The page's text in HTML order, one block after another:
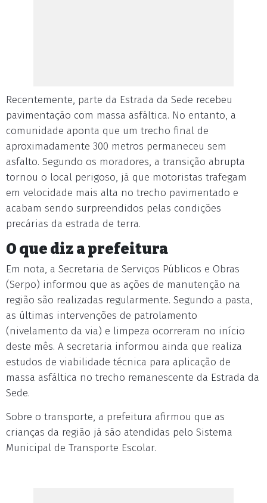
Recentemente, parte da Estrada da Sede recebeu
pavimentação com massa asfáltica. No entanto, a
comunidade aponta que um trecho final de
aproximadamente 300 metros permaneceu sem
asfalto. Segundo os moradores, a transição abrupta
tornou o local perigoso, já que motoristas trafegam
em velocidade mais alta no trecho pavimentado e
acabam sendo surpreendidos pelas condições
precárias da estrada de terra.
O que diz a prefeitura
Em nota, a Secretaria de Serviços Públicos e Obras
(Serpo) informou que as ações de manutenção na
região são realizadas regularmente. Segundo a pasta,
as últimas intervenções de patrolamento
(nivelamento da via) e limpeza ocorreram no início
deste mês. A secretaria informou ainda que realiza
estudos de viabilidade técnica para aplicação de
massa asfáltica no trecho remanescente da Estrada da
Sede.
Sobre o transporte, a prefeitura afirmou que as
crianças da região já são atendidas pelo Sistema
Municipal de Transporte Escolar.